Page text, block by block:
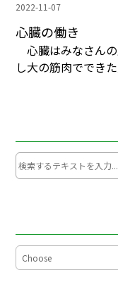
2022-11-07
心臓の働き
心臓はみなさん
し大の筋肉ででき